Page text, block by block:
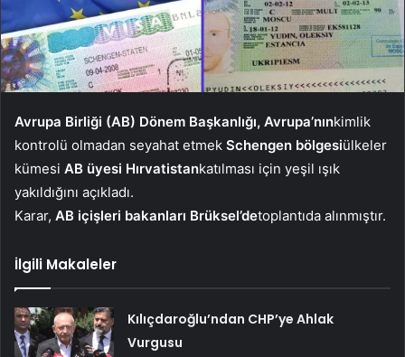
Avrupa Birliği (AB) Dönem Başkanlığı, Avrupa’nınkimlik
kontrolü olmadan seyahat etmek Schengen bölgesiülkeler
kümesi AB üyesi Hırvatistankatılması için yeşil ışık
yakıldığını açıkladı.
Karar, AB içişleri bakanları Brüksel’detoplantıda alınmıştır.
İlgili Makaleler
Kılıçdaroğlu’ndan CHP’ye Ahlak
Vurgusu